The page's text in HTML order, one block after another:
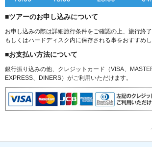
■ツアーのお申し込みについて
お申し込みの際は詳細旅行条件をご確認の上、旅行終
もしくはハードディスク内に保存される事をおすすめし
■お支払い方法について
銀行振り込みの他、クレジットカード（VISA、
EXPRESS、DINERS）がご利用いただけます。